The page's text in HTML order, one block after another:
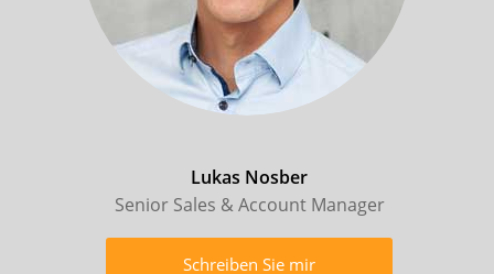
Lukas Nosber
Senior Sales & Account Manager
Schreiben Sie mir